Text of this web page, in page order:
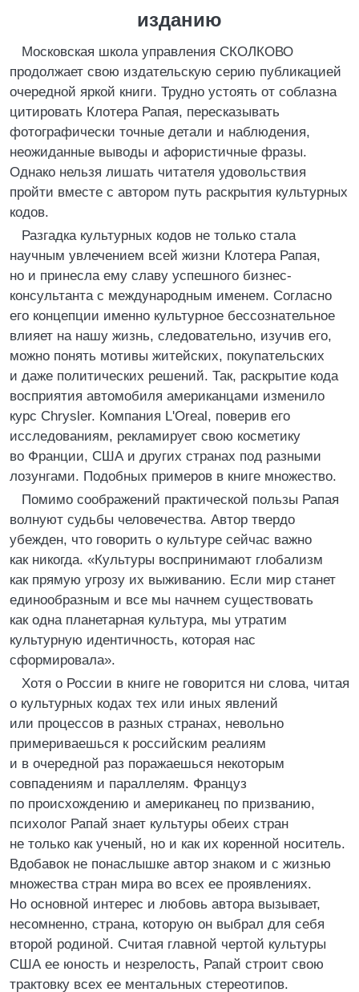
изданию
Московская школа управления СКОЛКОВО
продолжает свою издательскую серию публикацией
очередной яркой книги. Трудно устоять от соблазна
цитировать Клотера Рапая, пересказывать
фотографически точные детали и наблюдения,
неожиданные выводы и афористичные фразы.
Однако нельзя лишать читателя удовольствия
пройти вместе с автором путь раскрытия культурных
кодов.
Разгадка культурных кодов не только стала
научным увлечением всей жизни Клотера Рапая,
но и принесла ему славу успешного бизнес-
консультанта с международным именем. Согласно
его концепции именно культурное бессознательное
влияет на нашу жизнь, следовательно, изучив его,
можно понять мотивы житейских, покупательских
и даже политических решений. Так, раскрытие кода
восприятия автомобиля американцами изменило
курс Chrysler. Компания L'Oreal, поверив его
исследованиям, рекламирует свою косметику
во Франции, США и других странах под разными
лозунгами. Подобных примеров в книге множество.
Помимо соображений практической пользы Рапая
волнуют судьбы человечества. Автор твердо
убежден, что говорить о культуре сейчас важно
как никогда. «Культуры воспринимают глобализм
как прямую угрозу их выживанию. Если мир станет
единообразным и все мы начнем существовать
как одна планетарная культура, мы утратим
культурную идентичность, которая нас
сформировала».
Хотя о России в книге не говорится ни слова, читая
о культурных кодах тех или иных явлений
или процессов в разных странах, невольно
примериваешься к российским реалиям
и в очередной раз поражаешься некоторым
совпадениям и параллелям. Француз
по происхождению и американец по призванию,
психолог Рапай знает культуры обеих стран
не только как ученый, но и как их коренной носитель.
Вдобавок не понаслышке автор знаком и с жизнью
множества стран мира во всех ее проявлениях.
Но основной интерес и любовь автора вызывает,
несомненно, страна, которую он выбрал для себя
второй родиной. Считая главной чертой культуры
США ее юность и незрелость, Рапай строит свою
трактовку всех ее ментальных стереотипов.